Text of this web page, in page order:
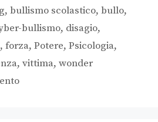
, bullismo scolastico, bullo,
bullismo, disagio,
, forza, Potere, Psicologia,
, vittima, wonder